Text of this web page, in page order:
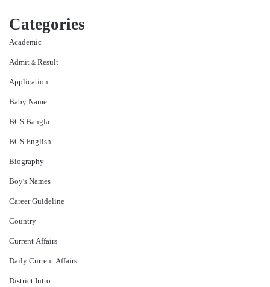
Categories
Academic
Admit & Result
Application
Baby Name
BCS Bangla
BCS English
Biography
Boy's Names
Career Guideline
Country
Current Affairs
Daily Current Affairs
District Intro